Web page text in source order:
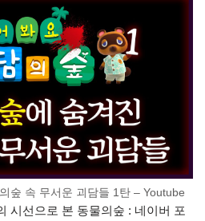
숲 속 무서운 괴담들 1탄 – Youtube